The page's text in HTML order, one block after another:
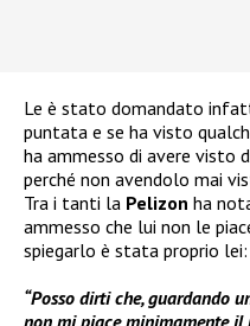
Le è stato domandato
puntata e se ha visto
ha ammesso di avere visto
perché non avendolo mai
Tra i tanti la Pelizon ha
ammesso che lui non le
spiegarlo è stata proprio lei:
“Posso dirti che, guardando
non mi piace minimamente il